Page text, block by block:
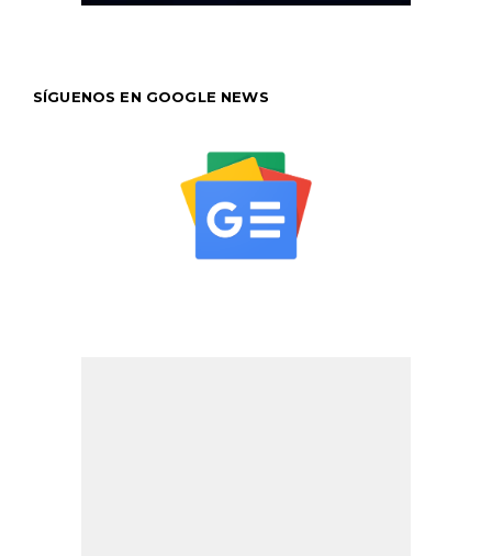
SÍGUENOS EN GOOGLE NEWS